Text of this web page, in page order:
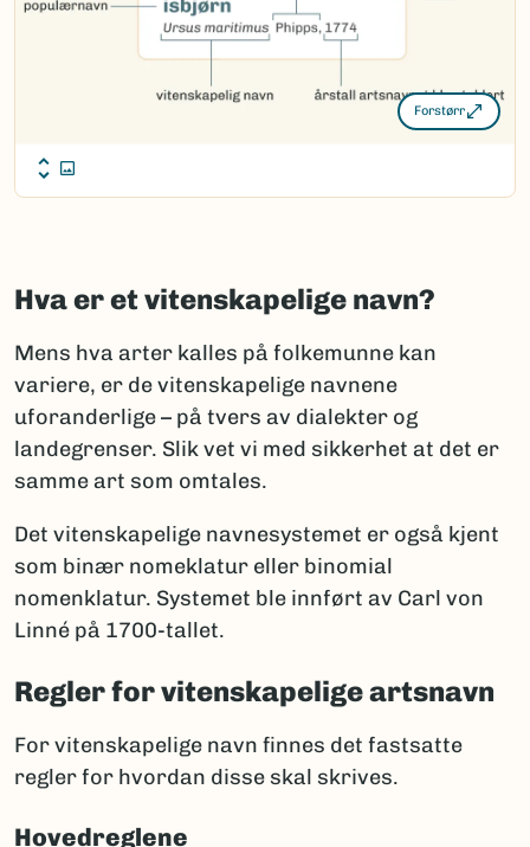
Forstørr
Hva er et vitenskapelige navn?
Mens hva arter kalles på folkemunne kan
variere, er de vitenskapelige navnene
uforanderlige – på tvers av dialekter og
landegrenser. Slik vet vi med sikkerhet at det er
samme art som omtales.
Det vitenskapelige navnesystemet er også kjent
som binær nomeklatur eller binomial
nomenklatur. Systemet ble innført av Carl von
Linné på 1700-tallet.
Regler for vitenskapelige artsnavn
For vitenskapelige navn finnes det fastsatte
regler for hvordan disse skal skrives.
Hovedreglene